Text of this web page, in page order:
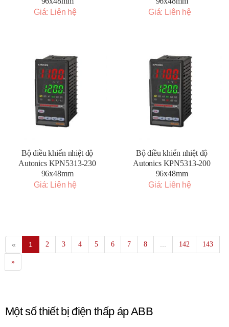
Giá: Liên hệ
Giá: Liên hệ
Bộ điều khiển nhiệt độ
Autonics KPN5313-230
96x48mm
Giá: Liên hệ
Bộ điều khiển nhiệt độ
Autonics KPN5313-200
96x48mm
Giá: Liên hệ
« 1 2 3 4 5 6 7 8 142 143
»
Một số thiết bị điện thấp áp ABB